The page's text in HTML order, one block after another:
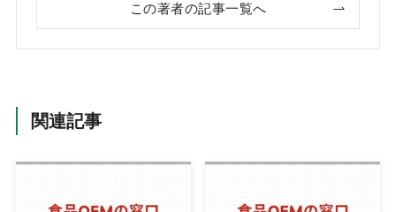
この著者の記事一覧へ
関連記事